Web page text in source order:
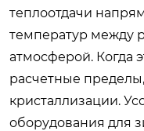
теплоотдачи
температур между
атмосферой. Когда
расчетные
кристаллизации.
оборудования для